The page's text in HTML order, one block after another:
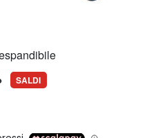
SALDI